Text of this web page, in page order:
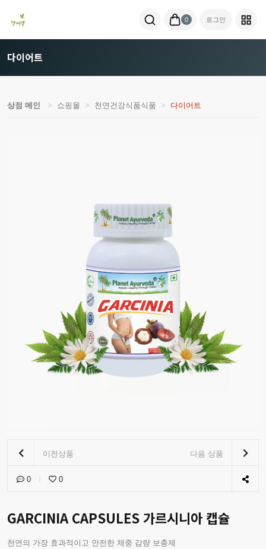
0 로그인
다이어트
상점 메인 쇼핑몰 천연건강식품식품 다이어트
이전상품 다음 상품
0 0
GARCINIA CAPSULES 가르시니아 캡슐
천연의 가장 효과적이고 안전한 체중 감량 보충제